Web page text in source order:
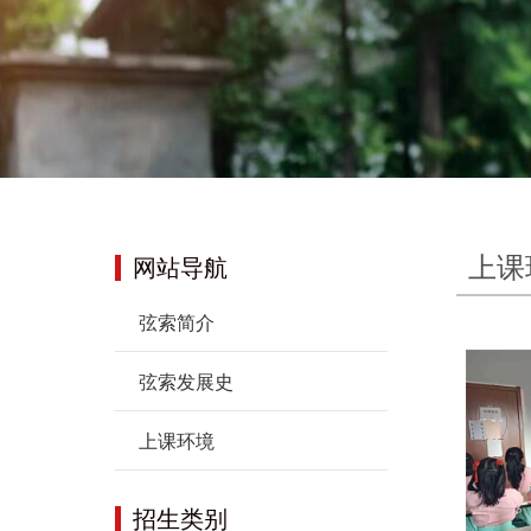
网站导航
弦索简介
弦索发展史
上课环境
招生类别
上